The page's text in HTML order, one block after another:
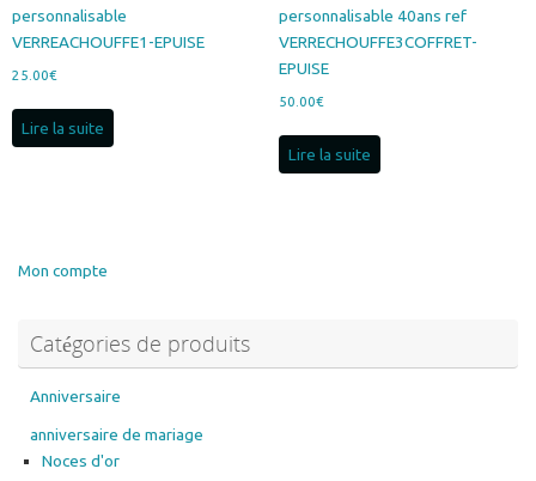
personnalisable
VERREACHOUFFE1-EPUISE
25.00€
Lire la suite
personnalisable 40ans ref
VERRECHOUFFE3COFFRET-
EPUISE
50.00€
Lire la suite
Mon compte
Catégories de produits
Anniversaire
anniversaire de mariage
Noces d'or